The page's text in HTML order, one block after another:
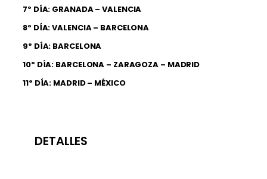
7º DÍA: GRANADA – VALENCIA
8º DÍA: VALENCIA – BARCELONA
9º DÍA: BARCELONA
10º DÍA: BARCELONA – ZARAGOZA – MADRID
11º DÍA: MADRID – MÉXICO
DETALLES